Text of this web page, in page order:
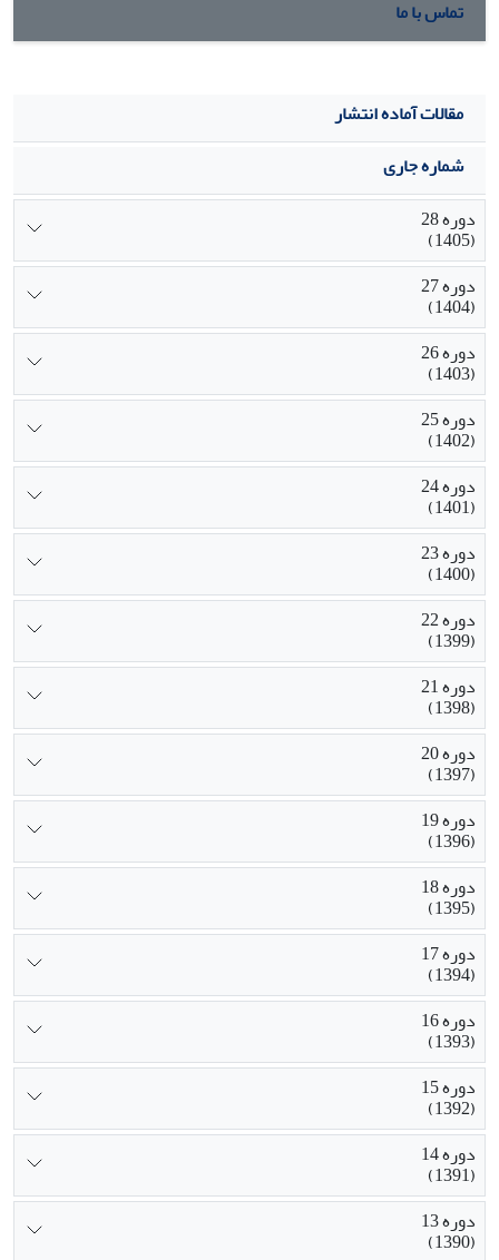
تماس با ما
مقالات آماده انتشار
شماره جاری
دوره 28
(1405)
دوره 27
(1404)
دوره 26
(1403)
دوره 25
(1402)
دوره 24
(1401)
دوره 23
(1400)
دوره 22
(1399)
دوره 21
(1398)
دوره 20
(1397)
دوره 19
(1396)
دوره 18
(1395)
دوره 17
(1394)
دوره 16
(1393)
دوره 15
(1392)
دوره 14
(1391)
دوره 13
(1390)